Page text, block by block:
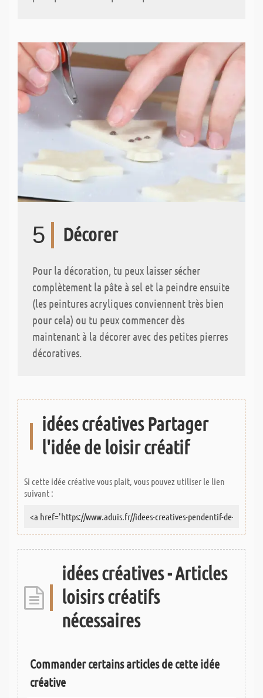
5 Décorer
Pour la décoration, tu peux laisser sécher
complètement la pâte à sel et la peindre ensuite
(les peintures acryliques conviennent très bien
pour cela) ou tu peux commencer dès
maintenant à la décorer avec des petites pierres
décoratives.
idées créatives Partager
l'idée de loisir créatif
Si cette idée créative vous plait, vous pouvez utiliser le lien
suivant :
idées créatives - Articles
loisirs créatifs
nécessaires
Commander certains articles de cette idée
créative